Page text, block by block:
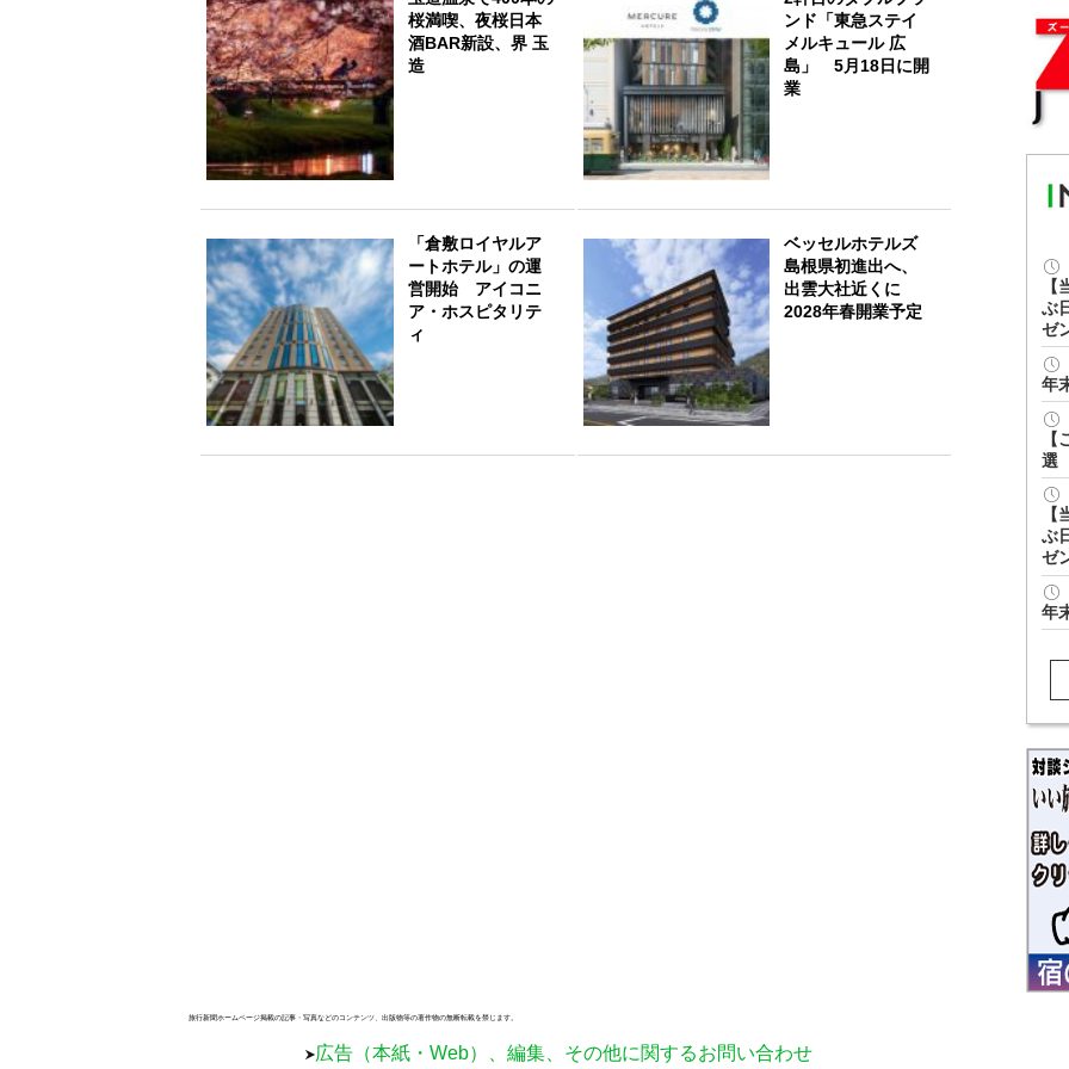
桜満喫、夜桜日本
酒BAR新設、界 玉
造
ンド「東急ステイ
メルキュール 広
島」 5月18日に開
業
「倉敷ロイヤルア
ートホテル」の運
営開始 アイコニ
ア・ホスピタリテ
ィ
ベッセルホテルズ
島根県初進出へ、
出雲大社近くに
2028年春開業予定
ぶ
ゼ
年
選
ぶ
ゼ
年
旅行新聞ホームページ掲載の記事・写真などのコンテンツ、出版物等の著作物の無断転載を禁じます。
広告（本紙・Web）、編集、その他に関するお問い合わせ